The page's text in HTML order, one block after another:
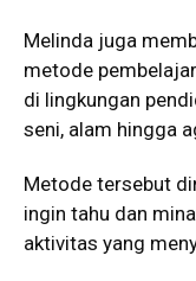
Melinda juga
metode
di lingkungan
seni, alam hingga
Metode tersebut
ingin tahu dan
aktivitas yang